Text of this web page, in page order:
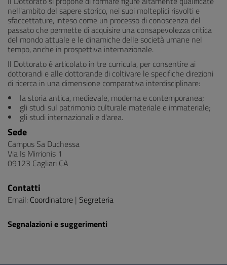
nell'ambito del sapere storico, nei suoi molteplici risvolti e
sfaccettature, inteso come un processo di conoscenza del
passato che permette di acquisire una consapevolezza critica
del mondo attuale e le dinamiche delle società umane nel
tempo, anche in prospettiva internazionale.
Il Dottorato è articolato in tre curricula, per consentire ai
dottorandi e alle dottorande di coltivare le specifiche direzioni
di ricerca in una dimensione comparativa interdisciplinare:
la storia antica, medievale, moderna e contemporanea;
gli studi sul patrimonio culturale materiale e immateriale;
gli studi internazionali e d'area.
Sede
Campus Sa Duchessa
Via Is Mirrionis 1
09123 Cagliari CA
Contatti
Email: Coordinatore | Segreteria
Segnalazioni e suggerimenti